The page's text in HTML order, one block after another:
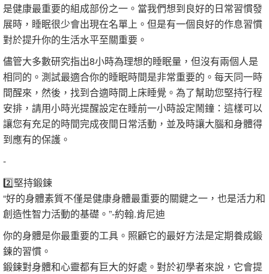
是健康最重要的組成部份之一。當我們想到良好的日常習慣發
展時，睡眠很少會出現在名單上。但是有一個良好的作息習慣
對於提升你的生活水平至關重要。
儘管大多數研究指出8小時為理想的睡眠量，但沒有兩個人是
相同的。測試最適合你的睡眠時間是非常重要的。每天同一時
間醒來，然後，找到合適時間上床睡覺。為了幫助您堅持行程
安排，請用小時光提醒設定在睡前一小時設定鬧鐘：這樣可以
讓您有充足的時間完成夜間日常活動，並及時讓大腦和身體得
到應有的保護。
-
2️⃣堅持鍛鍊
“好的身體素質不僅是健康身體最重要的關鍵之一，也是活力和
創造性智力活動的基礎。”-約翰.肯尼迪
你的身體是你最重要的工具。照顧它的最好方法是定期養成鍛
鍊的習慣。
鍛鍊對身體和心靈都有巨大的好處。對於初學者來說，它會提